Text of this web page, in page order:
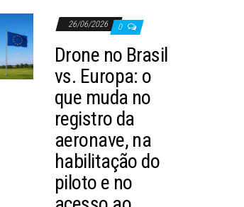
26/06/2026 0
Drone no Brasil
vs. Europa: o
que muda no
registro da
aeronave, na
habilitação do
piloto e no